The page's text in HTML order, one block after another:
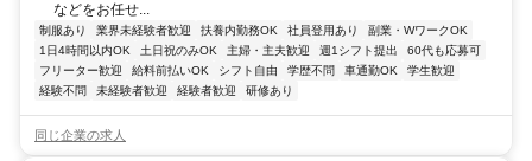
などをお任せ...
制服あり 業界未経験者歓迎 扶養内勤務OK 社員登用あり
副業・WワークOK
1日4時間以内OK
土日祝のみOK 主婦・主夫歓迎 週1シフト提出
60代も応募可
フリーター歓迎
給料前払いOK シフト自由 学歴不問 車通勤OK
学生歓迎
経験不問
未経験者歓迎 経験者歓迎 研修あり
同じ企業の求人